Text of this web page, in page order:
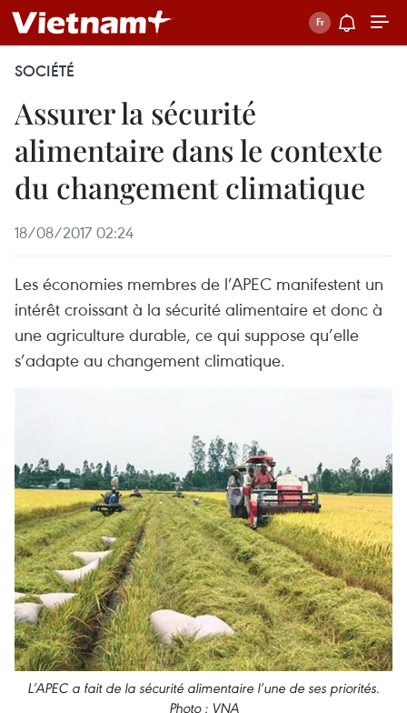
SOCIÉTÉ
Assurer la sécurité
alimentaire dans le contexte
du changement climatique
18/08/2017 02:24
Les économies membres de l’APEC manifestent un
intérêt croissant à la sécurité alimentaire et donc à
une agriculture durable, ce qui suppose qu’elle
s’adapte au changement climatique.
L’APEC a fait de la sécurité alimentaire l’une de ses priorités.
Photo : VNA